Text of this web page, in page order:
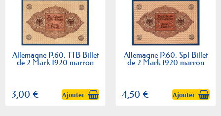
Allemagne P.60, TTB Billet
de 2 Mark 1920 marron
3,00 € Ajouter
Allemagne P.60, Spl Billet
de 2 Mark 1920 marron
4,50 € Ajouter